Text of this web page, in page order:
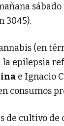
sábado
3045).
(en
epilepsia
e Ignacio
consumos
de cultivo